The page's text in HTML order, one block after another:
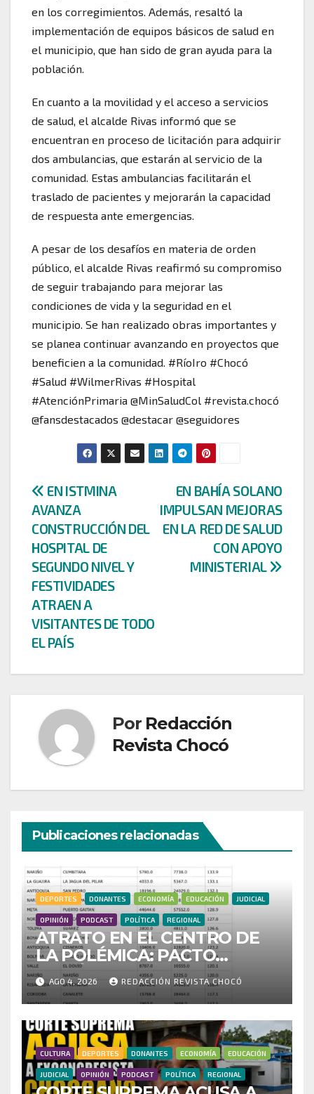
en los corregimientos. Además, resaltó la
implementación de equipos básicos de salud en
el municipio, que han sido de gran ayuda para la
población.
En cuanto a la movilidad y el acceso a servicios
de salud, el alcalde Rivas informó que se
encuentran en proceso de licitación para adquirir
dos ambulancias, que estarán al servicio de la
comunidad. Estas ambulancias facilitarán el
traslado de pacientes y mejorarán la capacidad
de respuesta ante emergencias.
A pesar de los desafíos en materia de orden
público, el alcalde Rivas reafirmó su compromiso
de seguir trabajando para mejorar las
condiciones de vida y la seguridad en el
municipio. Se han realizado obras importantes y
se planea continuar avanzando en proyectos que
beneficien a la comunidad. #RíoIro #Chocó
#Salud #WilmerRivas #Hospital
#AtenciónPrimaria @MinSaludCol #revista.chocó
@fansdestacados @destacar @seguidores
Navegación
de
entradas
EN BAHÍA SOLANO
IMPULSAN MEJORAS
EN LA RED DE SALUD
CON APOYO
MINISTERIAL
EN ISTMINA
AVANZA
CONSTRUCCIÓN DEL
HOSPITAL DE
SEGUNDO NIVEL Y
FESTIVIDADES
ATRAEN A
VISITANTES DE TODO
EL PAÍS
Por Redacción
Revista Chocó
Publicaciones relacionadas
DEPORTES DONANTES ECONOMÍA EDUCACIÓN JUDICIAL
OPINIÓN PODCAST POLÍTICA REGIONAL
ATRATO EN EL CENTRO DE
LA POLÉMICA: PACTO
HISTÓRICO CUESTIONA
CENSO ELECTORAL Y PIDE
INVESTIGAR PRESUNTO
FRAUDE
AGO 4, 2026 REDACCIÓN REVISTA CHOCÓ
CULTURA DEPORTES DONANTES ECONOMÍA EDUCACIÓN
JUDICIAL OPINIÓN PODCAST POLÍTICA REGIONAL